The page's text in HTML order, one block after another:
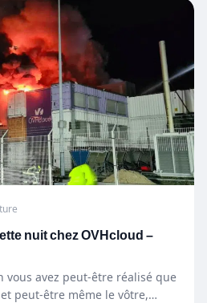
nuit chez OVHcloud –
vous avez peut-être réalisé que
peut-être même le vôtre,…